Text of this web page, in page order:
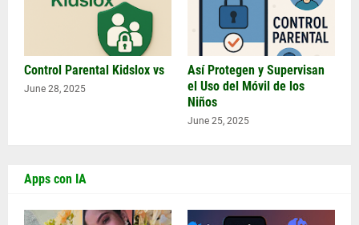
Control Parental Kidslox vs
June 28, 2025
Así Protegen y Supervisan
el Uso del Móvil de los
Niños
June 25, 2025
Apps con IA